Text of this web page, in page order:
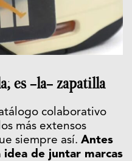
es -la- zapatilla
colaborativo
más extensos
siempre así. Antes
de juntar marcas